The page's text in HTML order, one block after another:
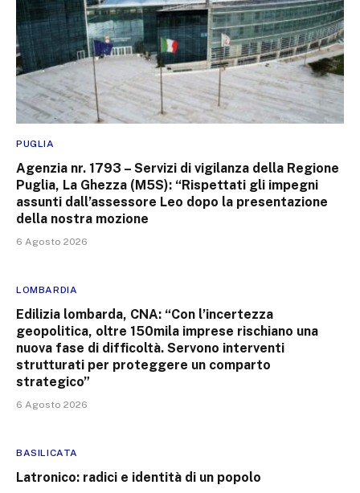
PUGLIA
Agenzia nr. 1793 – Servizi di vigilanza della Regione
Puglia, La Ghezza (M5S): “Rispettati gli impegni
assunti dall’assessore Leo dopo la presentazione
della nostra mozione
6 Agosto 2026
LOMBARDIA
Edilizia lombarda, CNA: “Con l’incertezza
geopolitica, oltre 150mila imprese rischiano una
nuova fase di difficoltà. Servono interventi
strutturati per proteggere un comparto
strategico”
6 Agosto 2026
BASILICATA
Latronico: radici e identità di un popolo